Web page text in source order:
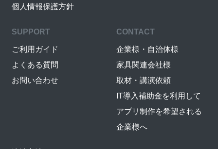
個人情報保護方針
SUPPORT
ご利用ガイド
よくある質問
お問い合わせ
CONTACT
企業様・自治体様
家具関連会社様
取材・講演依頼
IT導入補助金を利用して
アプリ制作を希望される
企業様へ